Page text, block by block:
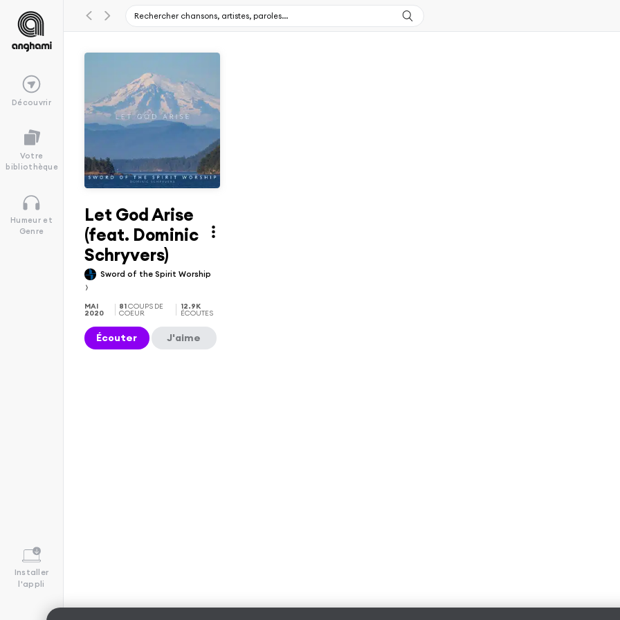
Découvrir
Votre
bibliothèque
Humeur et
Genre
Installer
l'appli
Let God Arise
(feat. Dominic
Schryvers)
Sword of the Spirit Worship
MAI
2020
81COUPS DE
COEUR
12.9K
ÉCOUTES
Écouter J'aime